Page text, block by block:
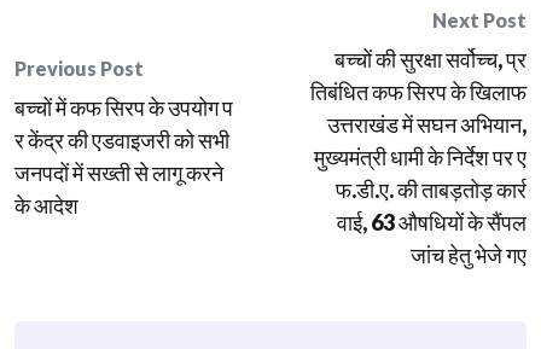
navigation
Previous Post
बच्चों में कफ सिरप के उपयोग प
र केंद्र की एडवाइजरी को सभी
जनपदों में सख्ती से लागू करने
के आदेश
Next Post
बच्चों की सुरक्षा सर्वोच्च, प्र
तिबंधित कफ सिरप के खिलाफ
उत्तराखंड में सघन अभियान,
मुख्यमंत्री धामी के निर्देश पर ए
फ.डी.ए. की ताबड़तोड़ कार्र
वाई, 63 औषधियों के सैंपल
जांच हेतु भेजे गए